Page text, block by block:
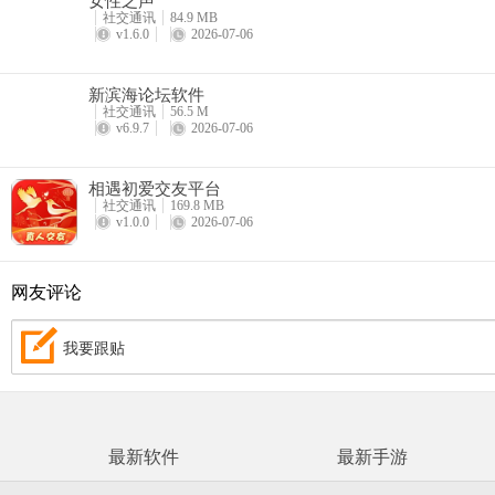
社交通讯
84.9 MB
v1.6.0
2026-07-06
新滨海论坛软件
社交通讯
56.5 M
v6.9.7
2026-07-06
相遇初爱交友平台
社交通讯
169.8 MB
v1.0.0
2026-07-06
网友评论
我要跟贴
最新软件 最新手游